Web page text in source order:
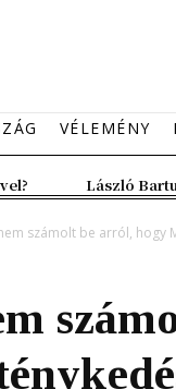
VÉLEMÉNY
László
számolt be arról, hogy